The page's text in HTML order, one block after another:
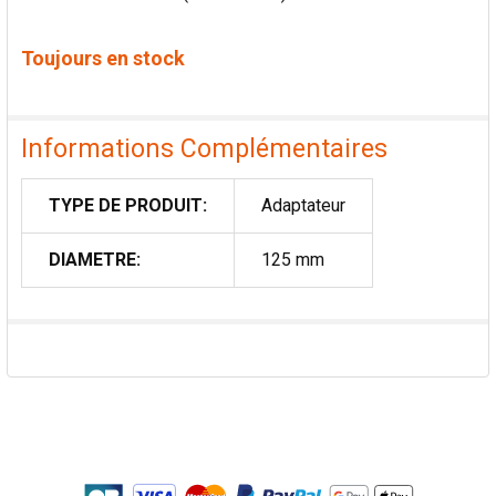
Toujours en stock
Informations Complémentaires
TYPE DE PRODUIT: Adaptateur
DIAMETRE: 125 mm